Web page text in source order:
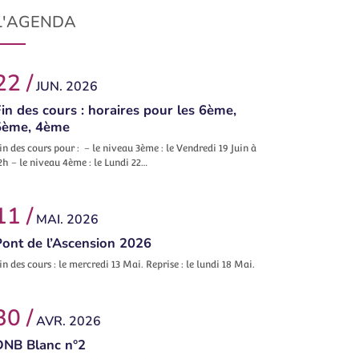
/JUN. 2026
des cours : horaires pour les 6ème,
4ème
des cours pour : – le niveau 3ème : le Vendredi 19 Juin à
– le niveau 4ème : le Lundi 22…
/ MAI. 2026
de l’Ascension 2026
des cours : le mercredi 13 Mai. Reprise : le lundi 18 Mai.
/AVR. 2026
Blanc n°2